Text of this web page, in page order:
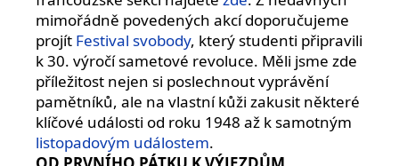
mimořádně povedených akcí doporučujeme
projít Festival svobody, který studenti připravili
k 30. výročí sametové revoluce. Měli jsme zde
příležitost nejen si poslechnout vyprávění
pamětníků, ale na vlastní kůži zakusit některé
klíčové události od roku 1948 až k samotným
listopadovým událostem.